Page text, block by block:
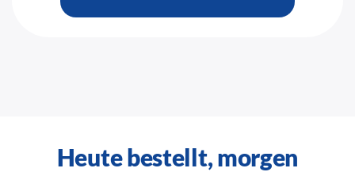
Heute bestellt, morgen